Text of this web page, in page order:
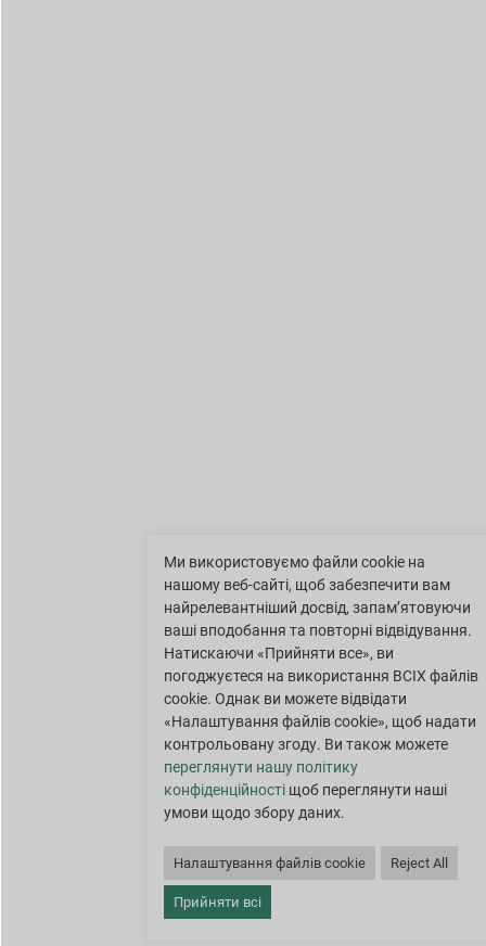
Ми використовуємо файли cookie на
нашому веб-сайті, щоб забезпечити вам
найрелевантніший досвід, запам’ятовуючи
ваші вподобання та повторні відвідування.
Натискаючи «Прийняти все», ви
погоджуєтеся на використання ВСІХ файлів
cookie. Однак ви можете відвідати
«Налаштування файлів cookie», щоб надати
контрольовану згоду. Ви також можете
переглянути нашу політику
конфіденційностіщоб переглянути наші
умови щодо збору даних.
Налаштування файлів cookie Reject All
Прийняти всі